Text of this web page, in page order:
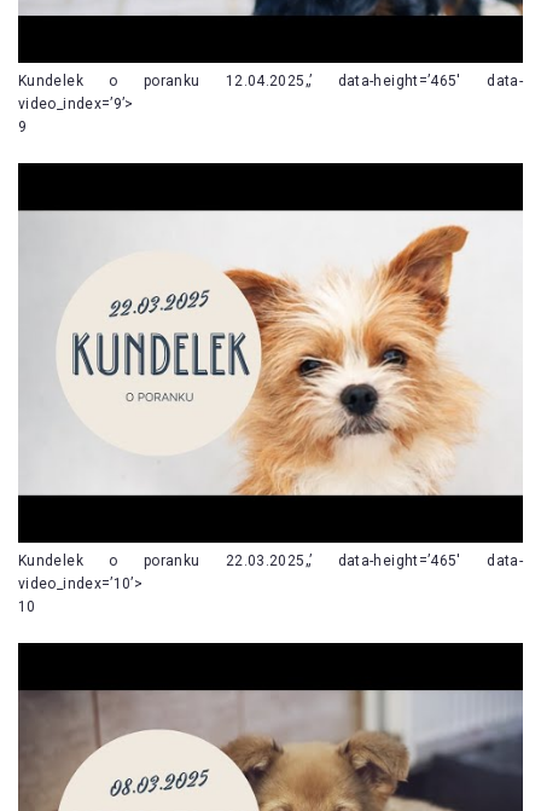
Kundelek o poranku 12.04.2025„’ data-height=’465′ data-
video_index=’9’>
9
Kundelek o poranku 22.03.2025„’ data-height=’465′ data-
video_index=’10’>
10